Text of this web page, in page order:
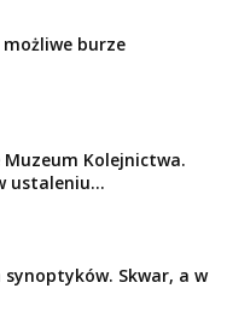
możliwe burze
Kolejnictwa.
ustaleniu...
Skwar, a w